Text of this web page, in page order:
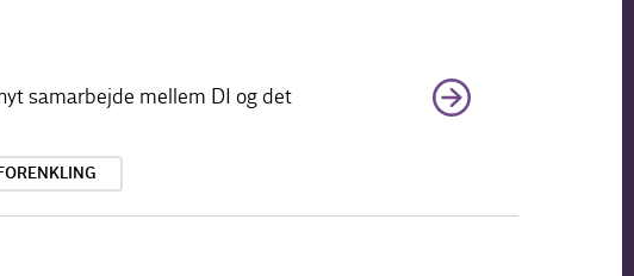
samarbejde mellem DI og det